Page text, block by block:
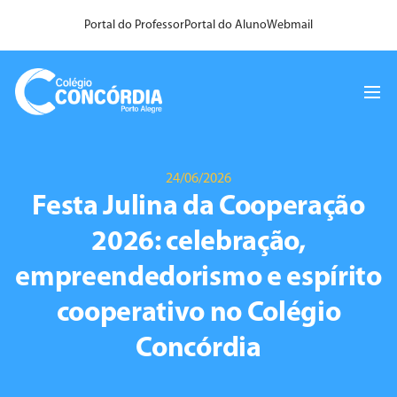
Portal do ProfessorPortal do AlunoWebmail
24/06/2026
Festa Julina da Cooperação
2026: celebração,
empreendedorismo e espírito
cooperativo no Colégio
Concórdia